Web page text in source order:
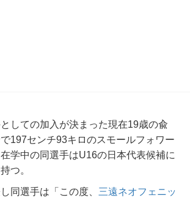
しての加入が決まった現在19歳の兪
197センチ93キロのスモールフォワー
学中の同選手はU16の日本代表候補に
つ。
同選手は「この度、 三遠ネオフェニッ